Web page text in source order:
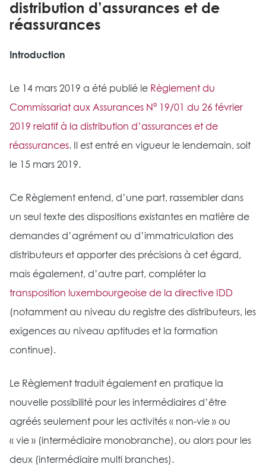
distribution d’assurances et de
réassurances
Introduction
Le 14 mars 2019 a été publié le Règlement du
Commissariat aux Assurances N° 19/01 du 26 février
2019 relatif à la distribution d’assurances et de
réassurances. Il est entré en vigueur le lendemain, soit
le 15 mars 2019.
Ce Règlement entend, d’une part, rassembler dans
un seul texte des dispositions existantes en matière de
demandes d’agrément ou d’immatriculation des
distributeurs et apporter des précisions à cet égard,
mais également, d’autre part, compléter la
transposition luxembourgeoise de la directive IDD
(notamment au niveau du registre des distributeurs, les
exigences au niveau aptitudes et la formation
continue).
Le Règlement traduit également en pratique la
nouvelle possibilité pour les intermédiaires d’être
agréés seulement pour les activités « non-vie » ou
« vie » (intermédiaire monobranche), ou alors pour les
deux (intermédiaire multi branches).